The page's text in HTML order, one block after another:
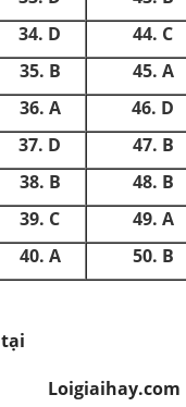
34. D
44. C
35. B
45. A
36. A
46. D
37. D
47. B
38. B
48. B
39. C
49. A
40. A 50. B
Loigiaihay.com